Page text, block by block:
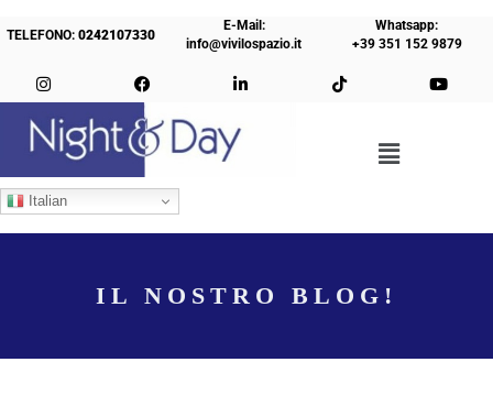
TELEFONO:0242107330
E-Mail:
info@vivilospazio.it
Whatsapp:
+39 351 152 9879
Italian
IL NOSTRO BLOG!